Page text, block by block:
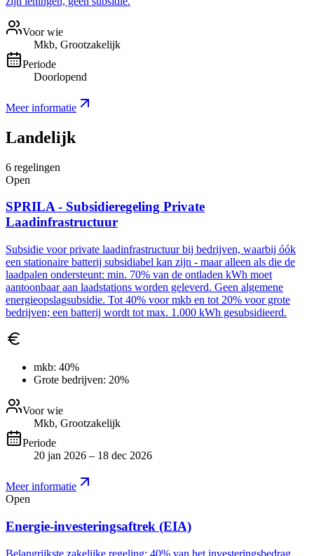
Voor wie
Mkb, Grootzakelijk
Periode
Doorlopend
Meer informatie
Landelijk
6 regelingen
Open
SPRILA - Subsidieregeling Private
Laadinfrastructuur
Subsidie voor private laadinfrastructuur bij bedrijven, waarbij óók
een stationaire batterij subsidiabel kan zijn - maar alleen als die de
laadpalen ondersteunt: min. 70% van de ontladen kWh moet
aantoonbaar aan laadstations worden geleverd. Geen algemene
energieopslagsubsidie. Tot 40% voor mkb en tot 20% voor grote
bedrijven; een batterij wordt tot max. 1.000 kWh gesubsidieerd.
mkb: 40%
Grote bedrijven: 20%
Voor wie
Mkb, Grootzakelijk
Periode
20 jan 2026 – 18 dec 2026
Meer informatie
Open
Energie-investeringsaftrek (EIA)
Belangrijkste zakelijke regeling: 40% van het investeringsbedrag